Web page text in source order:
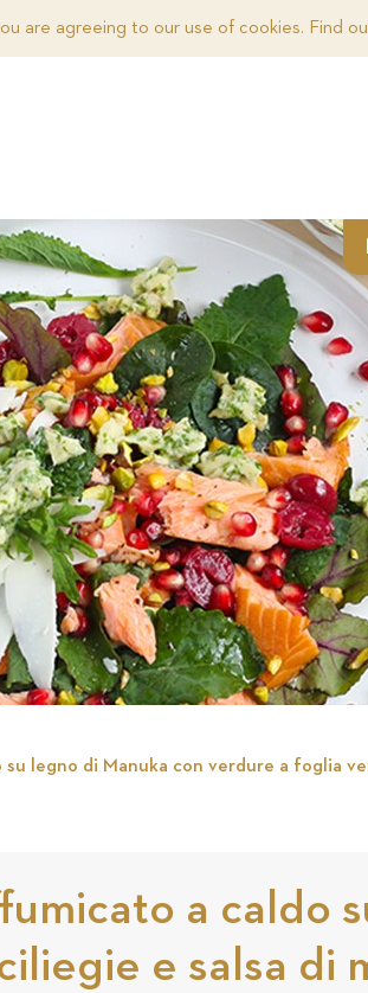
are agreeing to our use of cookies. Find
su legno di Manuka con verdure a foglia
a caldo
e salsa di